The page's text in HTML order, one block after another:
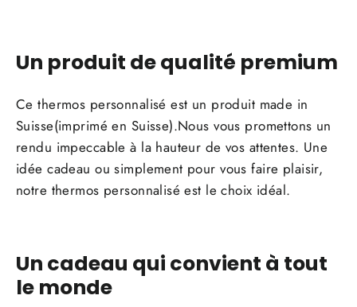
Un produit de qualité premium
Ce thermos personnalisé est un produit made in
Suisse(imprimé en Suisse).Nous vous promettons un
rendu impeccable à la hauteur de vos attentes. Une
idée cadeau ou simplement pour vous faire plaisir,
notre thermos personnalisé est le choix idéal.
Un cadeau qui convient à tout
le monde